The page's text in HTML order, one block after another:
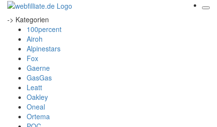
-> Kategorien
100percent
Airoh
Alpinestars
Fox
Gaerne
GasGas
Leatt
Oakley
Oneal
Ortema